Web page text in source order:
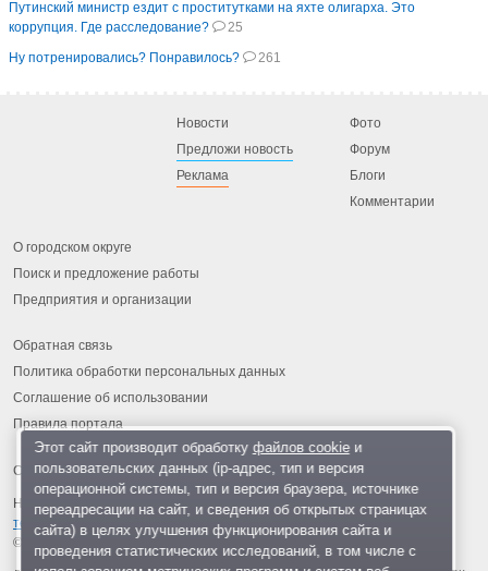
Путинский министр ездит с проститутками на яхте олигарха. Это
коррупция. Где расследование?
25
Ну потренировались? Понравилось?
261
Новости
Предложи новость
Реклама
Фото
Форум
Блоги
Комментарии
О городском округе
Поиск и предложение работы
Предприятия и организации
Обратная связь
Политика обработки персональных данных
Соглашение об использовании
Правила портала
На информационном ресурсе применяются
технологии
© 2013-2026 «ОИНФО»,
сделано в Одинцово
Этот сайт производит обработку файлов cookieи
пользовательских данных (ip-адрес, тип и версия
операционной системы, тип и версия браузера, источнике
переадресации на сайт, и сведения об открытых страницах
сайта) в целях улучшения функционирования сайта и
проведения статистических исследований, в том числе с